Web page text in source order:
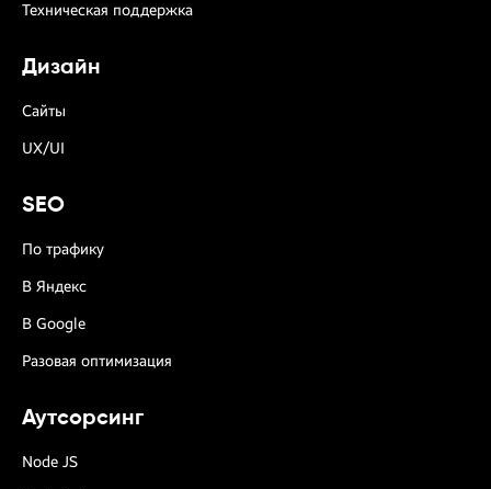
Техническая поддержка
Дизайн
Сайты
UX/UI
SEO
По трафику
В Яндекс
В Google
Разовая оптимизация
Аутсорсинг
Node JS